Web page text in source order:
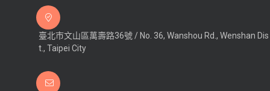
臺北市文山區萬壽路36號 / No. 36, Wanshou Rd., Wenshan Dis
t., Taipei City